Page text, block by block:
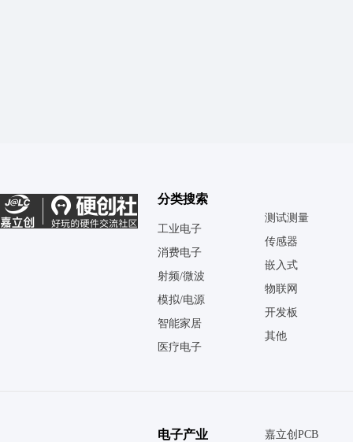
分类搜索
工业电子
消费电子
射频/微波
模拟/电源
智能家居
医疗电子
测试测量
传感器
嵌入式
物联网
开发板
其他
电子产业
嘉立创PCB